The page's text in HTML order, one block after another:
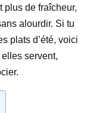
plus de fraîcheur,
alourdir. Si tu
plats d’été, voici
servent,